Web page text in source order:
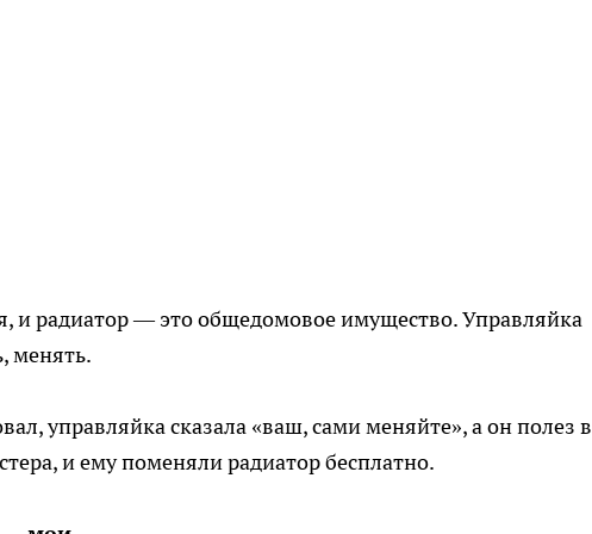
и радиатор — это общедомовое имущество. Управляйка
менять.
управляйка сказала «ваш, сами меняйте», а он полез в
и ему поменяли радиатор бесплатно.